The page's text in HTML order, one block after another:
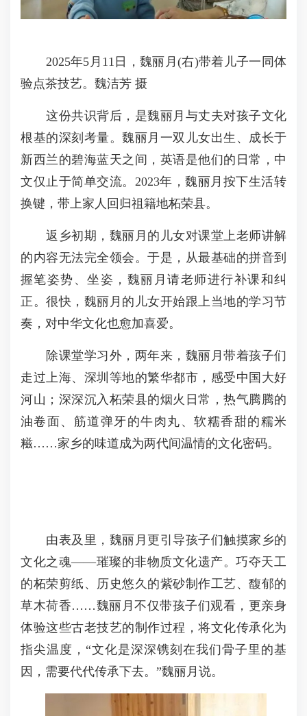
2025年5月11日，魏丽月(右)带着儿子一同体
验点茶技艺。魏洁芳 摄
这份共识背后，是魏丽月与丈夫对孩子文化
根基的深刻考量。魏丽月一双儿女出生、成长于
新西兰的碧海蓝天之间，英语是他们的日常，中
文仅止于简单交流。2023年，魏丽月按下生活转
换键，带上家人回归祖籍地柘荣县。
返乡初期，魏丽月的儿女对课堂上老师讲解
的内容无法完全领会。于是，从最基础的拼音到
握笔姿势、坐姿，魏丽月请老师进行补课和纠
正。很快，魏丽月的儿女开始跟上当地的学习节
奏，对中华文化也愈加喜爱。
除课堂学习外，两年来，魏丽月带着孩子们
走过上海、深圳等地的繁华都市，感受中国大好
河山；深深沉入柘荣县的烟火日常，热气腾腾的
油卷面、筋道弹牙的牛肉丸、软糯香甜的糯米
糍……家乡的味道成为两代间温情的文化密码。
由表及里，魏丽月更引导孩子们触摸家乡的
文化之魂——璀璨的非物质文化遗产。巧夺天工
的柘荣剪纸、历史悠久的紫砂制作工艺、馥郁的
草木荷香……魏丽月不仅带孩子们观看，更亲身
体验这些古老技艺的制作过程，将文化传承化为
指尖温度，“文化是深深镌刻在我们骨子里的基
因，需要代代传承下去。”魏丽月说。